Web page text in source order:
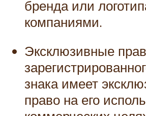
бренда или
компаниями.
Эксклюзивные
знака имеет
право на его